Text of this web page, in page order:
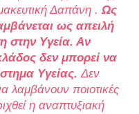
Δαπάνη .Ως
ως απειλή
στην Υγεία. Αν
δεν μπορεί να
Υγείας.Δεν
λαμβάνουν ποιοτικές
η αναπτυξιακή